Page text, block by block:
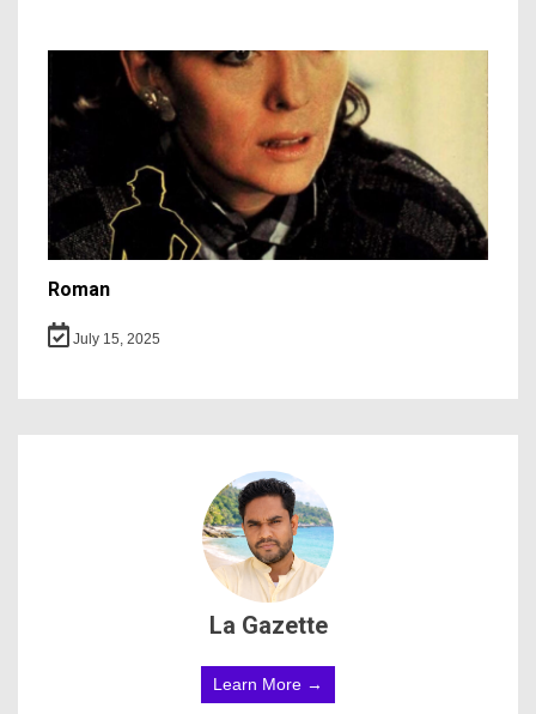
Roman
July 15, 2025
La Gazette
Learn More →